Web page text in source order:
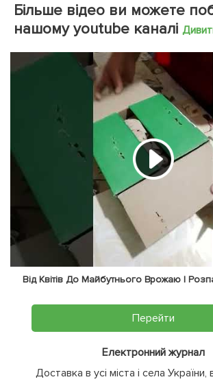
Більше відео ви можете
нашому youtube каналі
Від Квітів До Майбутнього Врожаю |
Перейти
Електронний журнал
Доставка в усі міста і села України,